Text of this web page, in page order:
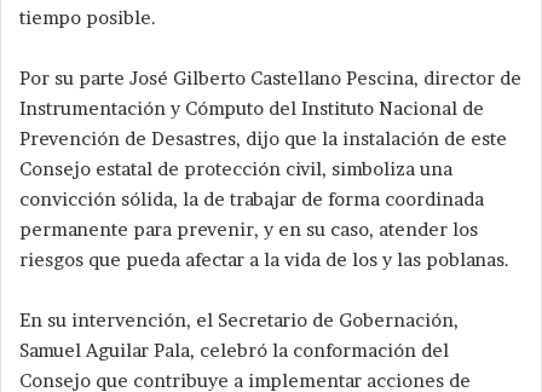
tiempo posible.
Por su parte José Gilberto Castellano Pescina, director de
Instrumentación y Cómputo del Instituto Nacional de
Prevención de Desastres, dijo que la instalación de este
Consejo estatal de protección civil, simboliza una
convicción sólida, la de trabajar de forma coordinada
permanente para prevenir, y en su caso, atender los
riesgos que pueda afectar a la vida de los y las poblanas.
En su intervención, el Secretario de Gobernación,
Samuel Aguilar Pala, celebró la conformación del
Consejo que contribuye a implementar acciones de